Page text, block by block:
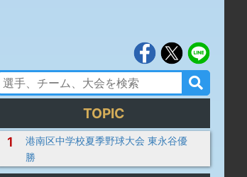
TOPIC
1
港南区中学校夏季野球大会 東永谷優
勝